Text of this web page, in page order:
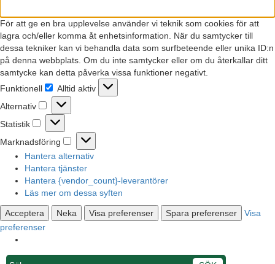
För att ge en bra upplevelse använder vi teknik som cookies för att
lagra och/eller komma åt enhetsinformation. När du samtycker till
dessa tekniker kan vi behandla data som surfbeteende eller unika ID:n
på denna webbplats. Om du inte samtycker eller om du återkallar ditt
samtycke kan detta påverka vissa funktioner negativt.
Funktionell
Funktionell
Alltid aktiv
Alternativ
Alternativ
Statistik
Statistik
Marknadsföring
Marknadsföring
Hantera alternativ
Hantera tjänster
Hantera {vendor_count}-leverantörer
Läs mer om dessa syften
Acceptera Neka Visa preferenser Spara preferenser
Visa
preferenser